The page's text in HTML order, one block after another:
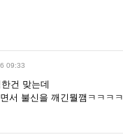
09:33
건 맞는데
서 불신을 깨긴뭘깸ㅋㅋㅋㅋ